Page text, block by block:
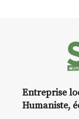
Entreprise
Humaniste,